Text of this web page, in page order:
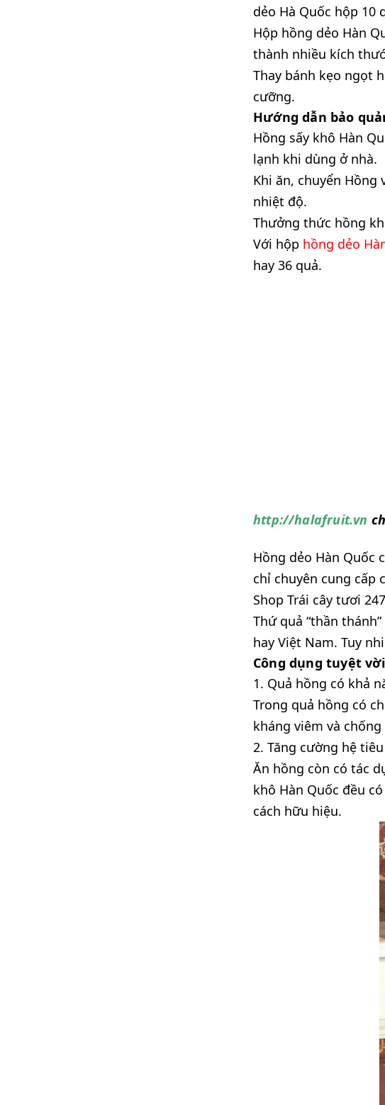
dẻo Hà Quốc hộp 10
Hộp hồng dẻo Hàn
thành nhiều kích
Thay bánh kẹo ngọt
cưỡng.
Hướng dẫn bảo
Hồng sấy khô Hàn
lạnh khi dùng ở nhà.
Khi ăn, chuyển
nhiệt độ.
Thưởng thức hồng
Với hộp hồng dẻo
hay 36 quả.
http://halafruit.vn
Hồng dẻo Hàn Quốc
chỉ chuyên cung cấp
Shop Trái cây tươi
Thứ quả “thần
hay Việt Nam. Tuy
Công dụng tuyệt
1. Quả hồng có khả
Trong quả hồng có
kháng viêm và
2. Tăng cường hệ
Ăn hồng còn có tác
khô Hàn Quốc đều
cách hữu hiệu.